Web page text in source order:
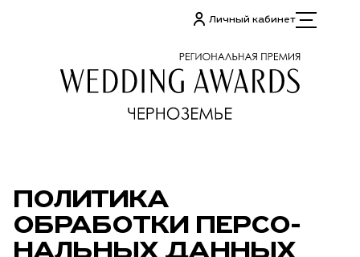
Личный кабинет
ПОЛИТИКА
ОБРАБОТКИ ПЕР­СО­